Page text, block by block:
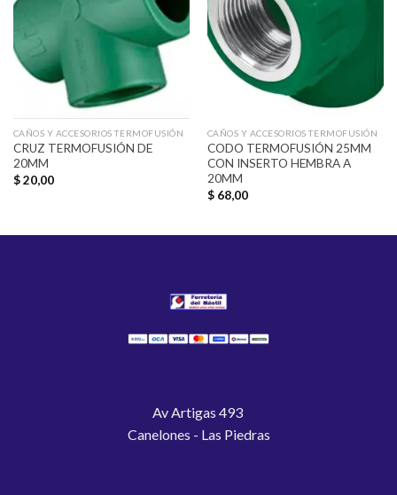
lista de
deseos
CAÑOS Y ACCESORIOS TERMOFUSIÓN
CRUZ TERMOFUSIÓN DE
20MM
$20,00
CAÑOS Y ACCESORIOS TERMOFUSIÓN
CODO TERMOFUSIÓN 25MM
CON INSERTO HEMBRA A
20MM
$68,00
Av Artigas 493
Canelones - Las Piedras